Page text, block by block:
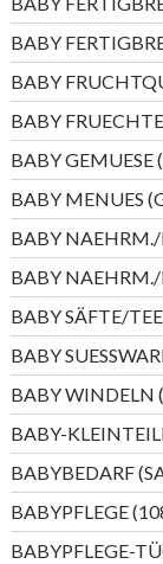
BABY
BABY
BABY
BABY GEMUESE
BABY MENUES
BABY
BABY
BABY SÄFTE/
BABY
BABY WINDELN
BABY-
BABYBEDARF
BABYPFLEGE
BABYPFLEGE-